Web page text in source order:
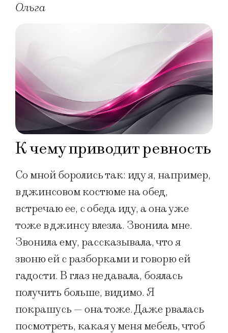
Ольга
К чему приводит ревность
Со мной боролись так: иду я, например,
в джинсовом костюме на обед,
встречаю ее, с обеда иду, а она уже
тоже в джинсу влезла. Звонила мне.
Звонила ему, рассказывала, что я
звоню ей с разборками и говорю ей
гадости. В глаз не давала, боялась
получить больше, видимо. Я
покрашусь — она тоже. Даже рвалась
посмотреть, какая у меня мебель, чтоб